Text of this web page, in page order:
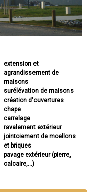
extension et
agrandissement de
maisons
surélévation de maisons
création d'ouvertures
chape
carrelage
ravalement extérieur
jointoiement de moellons
et briques
pavage extérieur (pierre,
calcaire,...)